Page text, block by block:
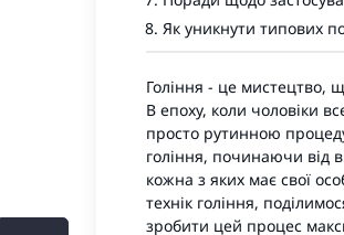
Як уникнути типових
Гоління - це мистецтво,
В епоху, коли чоловіки
просто рутинною
гоління, починаючи від
кожна з яких має свої
технік гоління,
зробити цей процес